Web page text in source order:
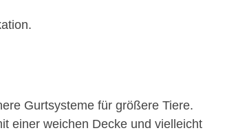
Gurtsysteme für größere Tiere.
einer weichen Decke und vielleicht